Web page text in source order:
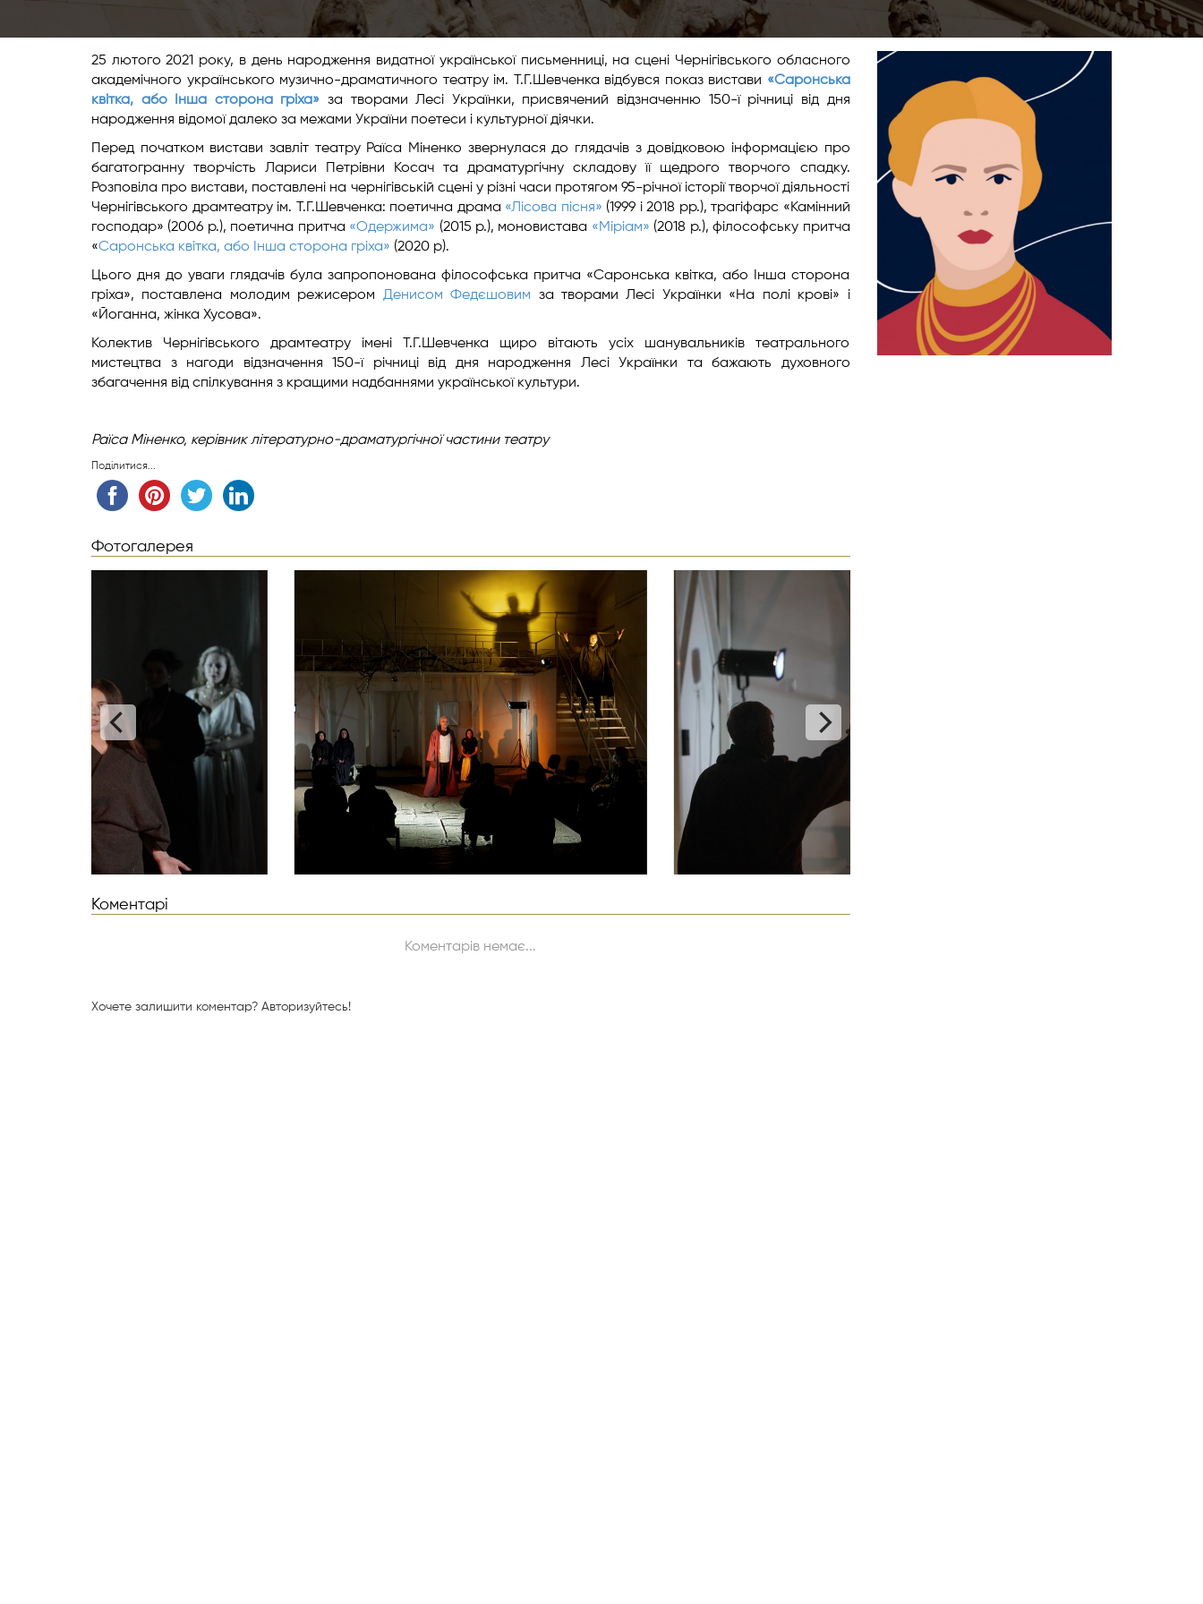
25 лютого 2021 року, в день народження видатної української письменниці, на сцені Чернігівського обласного
академічного українського музично-драматичного театру ім. Т.Г.Шевченка відбувся показ вистави «Саронська
квітка, або Інша сторона гріха» за творами Лесі Українки, присвячений відзначенню 150-ї річниці від дня
народження відомої далеко за межами України поетеси і культурної діячки.
Перед початком вистави завліт театру Раїса Міненко звернулася до глядачів з довідковою інформацією про
багатогранну творчість Лариси Петрівни Косач та драматургічну складову її щедрого творчого спадку.
Розповіла про вистави, поставлені на чернігівській сцені у різні часи протягом 95-річної історії творчої діяльності
Чернігівського драмтеатру ім. Т.Г.Шевченка: поетична драма «Лісова пісня» (1999 і 2018 рр.), трагіфарс «Камінний
господар» (2006 р.), поетична притча «Одержима» (2015 р.), моновистава «Міріам» (2018 р.), філософську притча
«Саронська квітка, або Інша сторона гріха» (2020 р).
Цього дня до уваги глядачів була запропонована філософська притча «Саронська квітка, або Інша сторона
гріха», поставлена молодим режисером Денисом Федєшовим за творами Лесі Українки «На полі крові» і
«Йоганна, жінка Хусова».
Колектив Чернігівського драмтеатру імені Т.Г.Шевченка щиро вітають усіх шанувальників театрального
мистецтва з нагоди відзначення 150-ї річниці від дня народження Лесі Українки та бажають духовного
збагачення від спілкування з кращими надбаннями української культури.
Раїса Міненко, керівник літературно-драматургічноїчастини театру
Поділитися...
Фотогалерея
Коментарі
Коментарів немає...
Хочете залишити коментар? Авторизуйтесь!